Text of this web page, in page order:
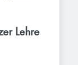
Lehre